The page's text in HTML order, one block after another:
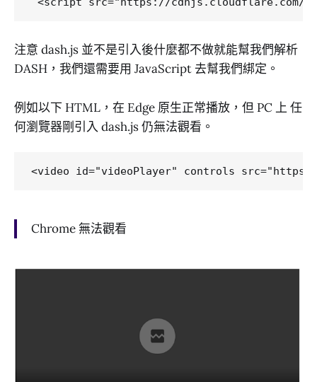
注意 dash.js 並不是引入後什麼都不做就能幫我們解析
DASH，我們還需要用 JavaScript 去幫我們綁定。
例如以下 HTML，在 Edge 原生正常播放，但 PC 上 任
何瀏覽器剛引入 dash.js 仍無法觀看。
Chrome 無法觀看